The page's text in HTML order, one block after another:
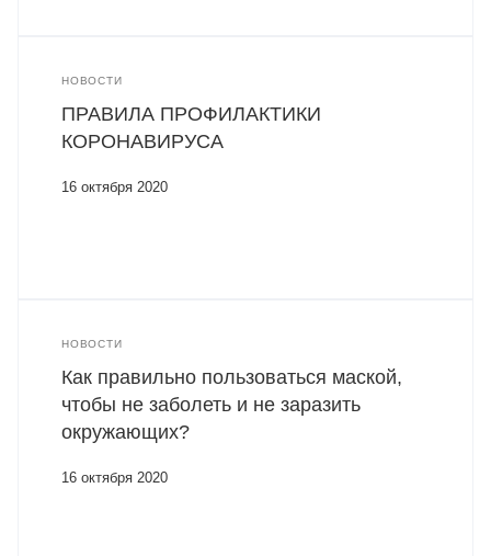
НОВОСТИ
ПРАВИЛА ПРОФИЛАКТИКИ
КОРОНАВИРУСА
16 октября 2020
НОВОСТИ
Как правильно пользоваться маской,
чтобы не заболеть и не заразить
окружающих?
16 октября 2020